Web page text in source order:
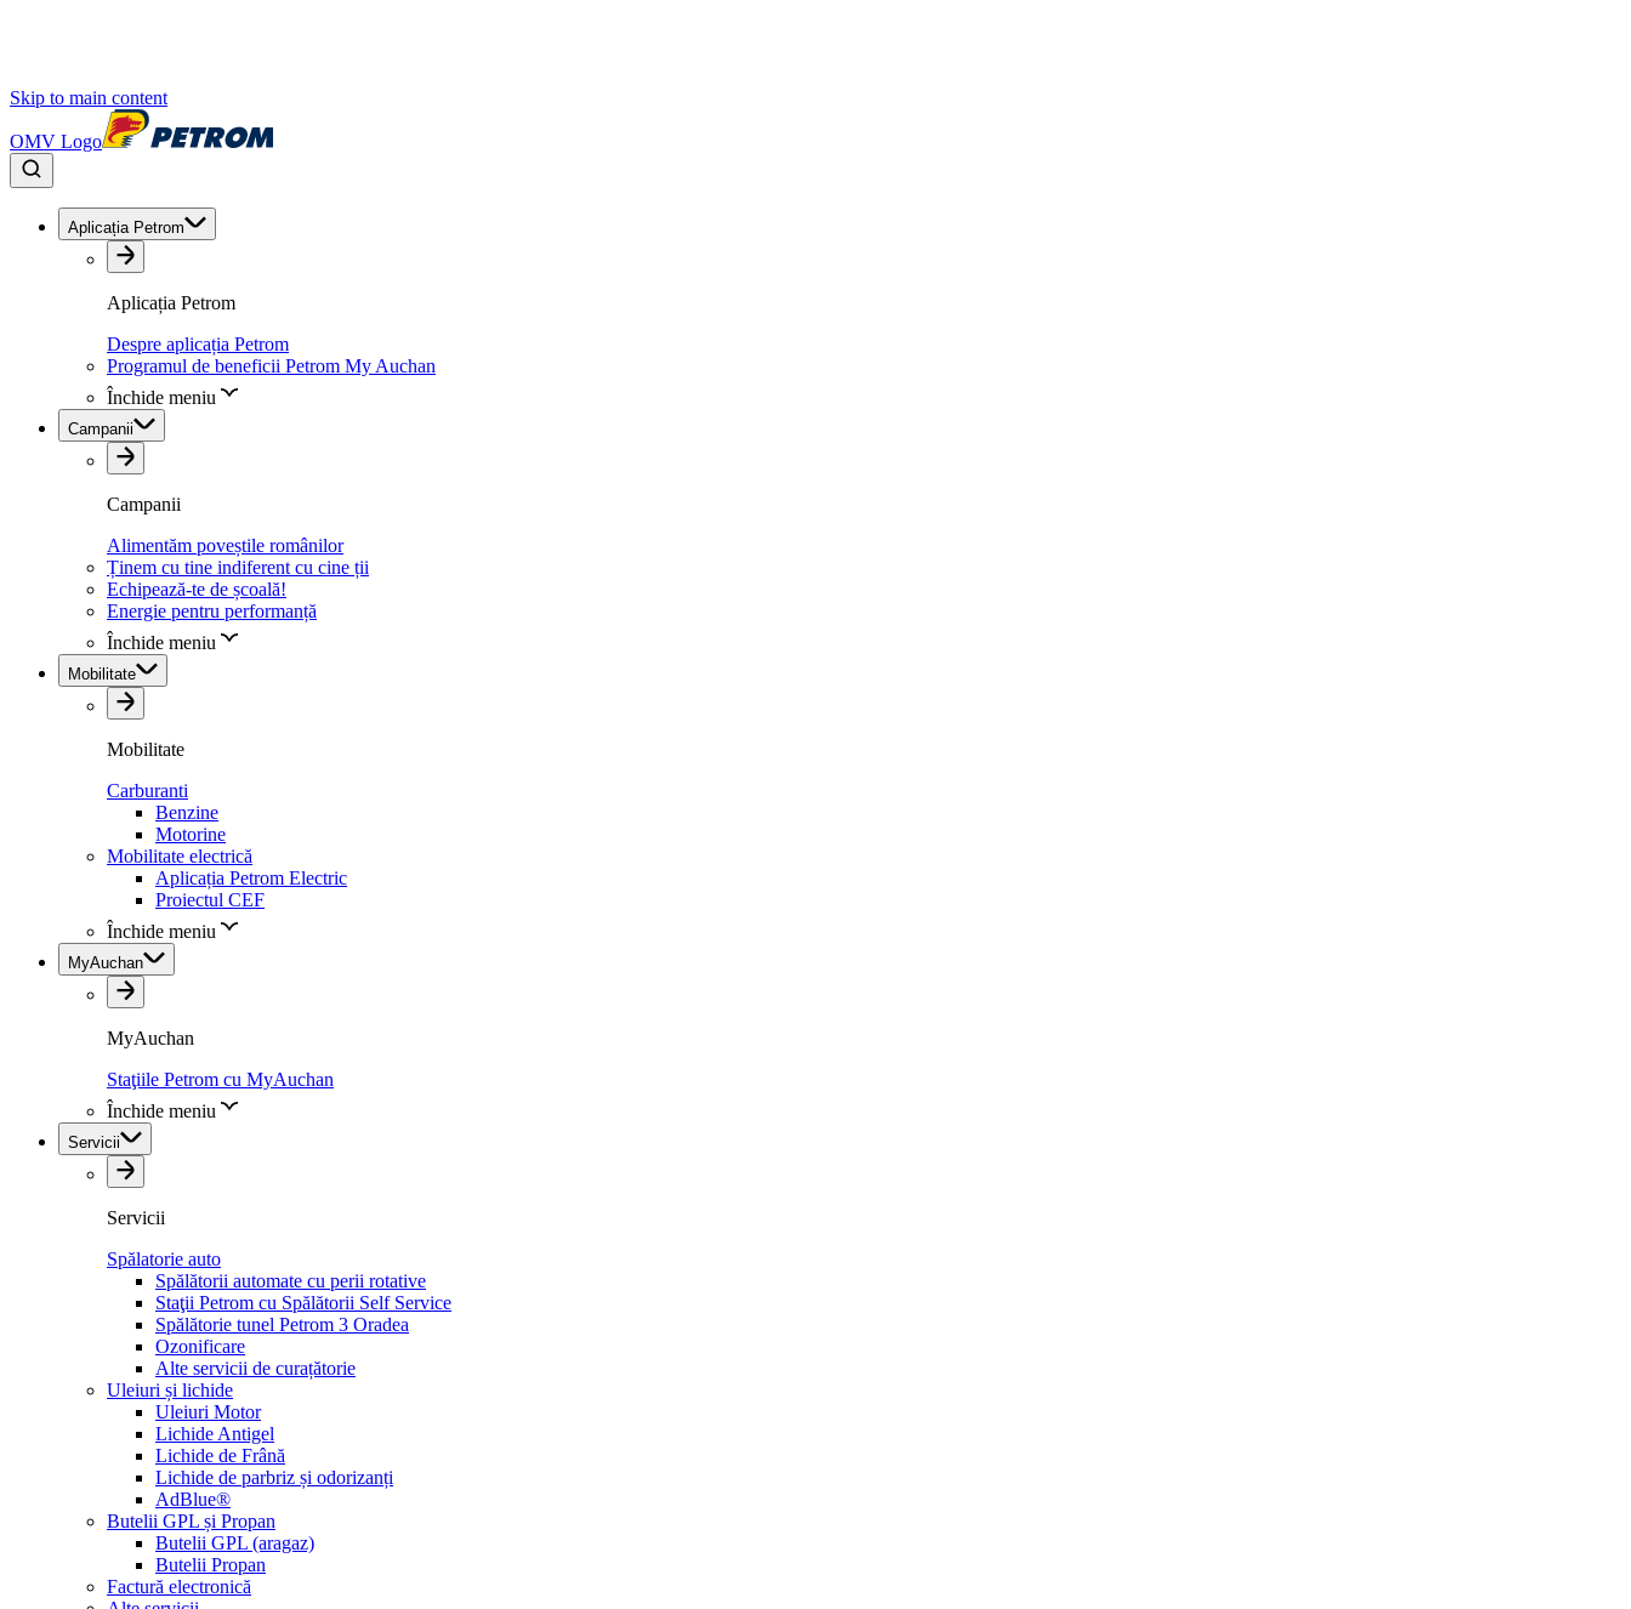
Skip to main content
OMV Logo
Aplicația Petrom
Aplicația Petrom
Despre aplicația Petrom
Programul de beneficii Petrom My Auchan
Închide meniu
Campanii
Campanii
Alimentăm poveștile românilor
Ținem cu tine indiferent cu cine ții
Echipează-te de școală!
Energie pentru performanță
Închide meniu
Mobilitate
Mobilitate
Carburanti
Benzine
Motorine
Mobilitate electrică
Aplicația Petrom Electric
Proiectul CEF
Închide meniu
MyAuchan
MyAuchan
Staţiile Petrom cu MyAuchan
Închide meniu
Servicii
Servicii
Spălatorie auto
Spălătorii automate cu perii rotative
Staţii Petrom cu Spălătorii Self Service
Spălătorie tunel Petrom 3 Oradea
Ozonificare
Alte servicii de curațătorie
Uleiuri și lichide
Uleiuri Motor
Lichide Antigel
Lichide de Frână
Lichide de parbriz și odorizanți
AdBlue®
Butelii GPL și Propan
Butelii GPL (aragaz)
Butelii Propan
Factură electronică